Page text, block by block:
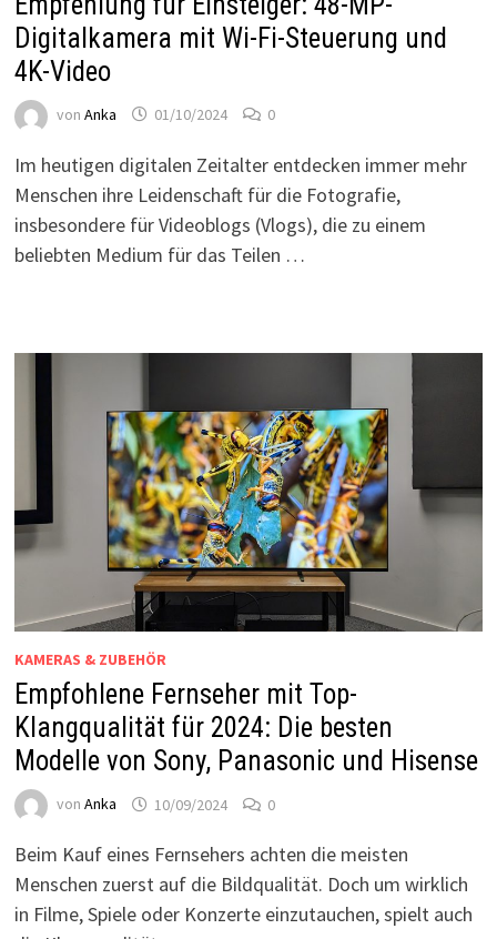
Digitalkamera mit Wi-Fi-Steuerung und
4K-Video
von Anka 01/10/2024 0
Im heutigen digitalen Zeitalter entdecken immer mehr
Menschen ihre Leidenschaft für die Fotografie,
insbesondere für Videoblogs (Vlogs), die zu einem
beliebten Medium für das Teilen …
KAMERAS & ZUBEHÖR
Empfohlene Fernseher mit Top-
Klangqualität für 2024: Die besten
Modelle von Sony, Panasonic und Hisense
von Anka 10/09/2024 0
Beim Kauf eines Fernsehers achten die meisten
Menschen zuerst auf die Bildqualität. Doch um wirklich
in Filme, Spiele oder Konzerte einzutauchen, spielt auch